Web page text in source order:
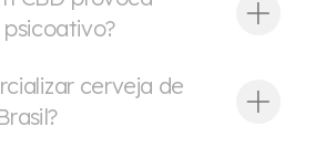
cerveja de